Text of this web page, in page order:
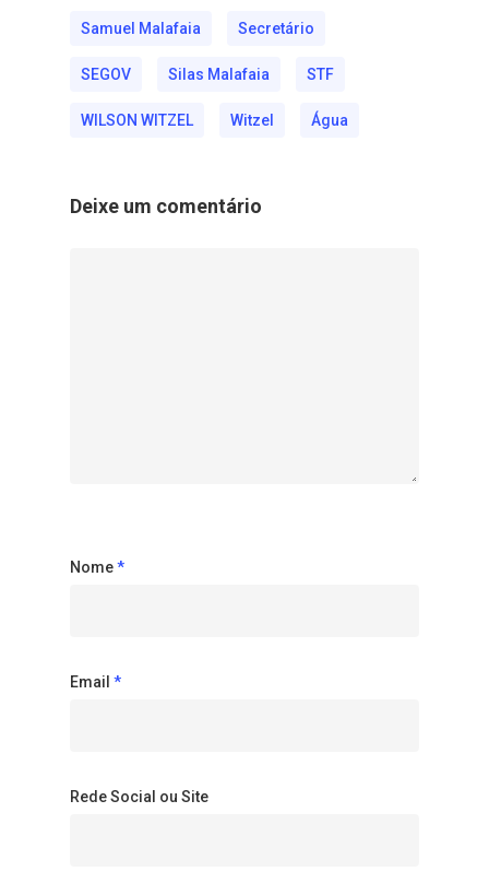
Samuel Malafaia Secretário
SEGOV Silas Malafaia STF
WILSON WITZEL Witzel Água
Deixe um comentário
Nome*
Email *
Rede Social ou Site